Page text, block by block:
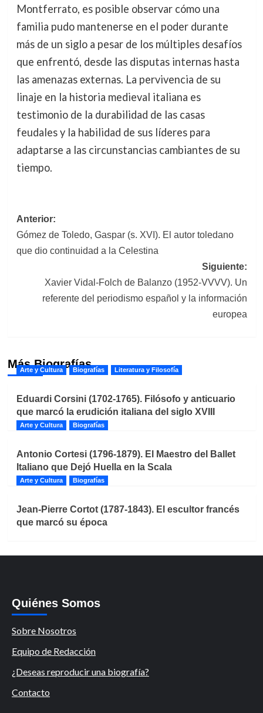
Montferrato, es posible observar cómo una
familia pudo mantenerse en el poder durante
más de un siglo a pesar de los múltiples desafíos
que enfrentó, desde las disputas internas hasta
las amenazas externas. La pervivencia de su
linaje en la historia medieval italiana es
testimonio de la durabilidad de las casas
feudales y la habilidad de sus líderes para
adaptarse a las circunstancias cambiantes de su
tiempo.
Navegación
de
entradas
Anterior:
Gómez de Toledo, Gaspar (s. XVI). El autor toledano
que dio continuidad a la Celestina
Siguiente:
Xavier Vidal-Folch de Balanzo (1952-VVVV). Un
referente del periodismo español y la información
europea
Más Biografías
Arte y Cultura Biografías Literatura y Filosofía
Eduardi Corsini (1702-1765). Filósofo y anticuario
que marcó la erudición italiana del siglo XVIII
Arte y Cultura Biografías
Antonio Cortesi (1796-1879). El Maestro del Ballet
Italiano que Dejó Huella en la Scala
Arte y Cultura Biografías
Jean-Pierre Cortot (1787-1843). El escultor francés
que marcó su época
Quiénes Somos
Sobre Nosotros
Equipo de Redacción
¿Deseas reproducir una biografía?
Contacto